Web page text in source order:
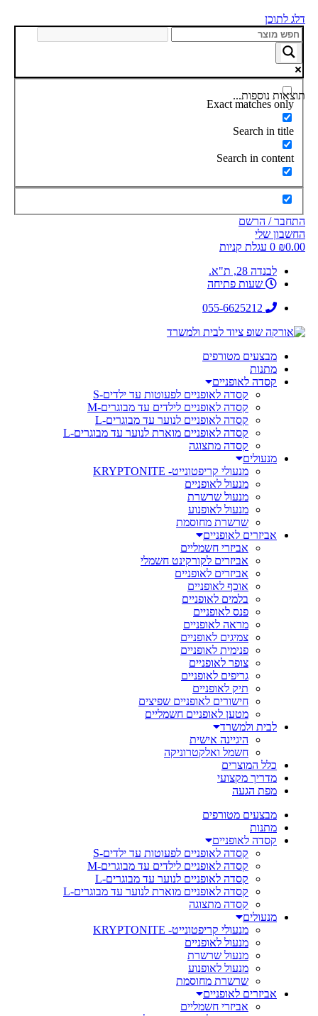
דלג לתוכן
תוצאות נוספות...
Exact matches only
Search in title
Search in content
התחבר / הרשם
החשבון שלי
₪0.00
0 עגלת קניות
לבנדה 28, ת"א.
שעות פתיחה
055-6625212
מבצעים מטורפים
מתנות
קסדה לאופניים
קסדה לאופניים לפעוטות עד ילדים-S
קסדה לאופניים לילדים עד מבוגרים-M
קסדה לאופניים לנוער עד מבוגרים-L
קסדה לאופניים מוארת לנוער עד מבוגרים-L
קסדה מתצוגה
מנעולים
מנעולי קריפטונייט- KRYPTONITE
מנעול לאופניים
מנעול שרשרת
מנעול לאופנוע
שרשרת מחוסמת
אביזרים לאופניים
אביזרי חשמליים
אביזרים לקורקינט חשמלי
אביזרים לאופניים
אוכף לאופניים
בלמים לאופניים
פנס לאופניים
מראה לאופניים
צמיגים לאופניים
פנימית לאופניים
צופר לאופניים
גריפים לאופניים
תיק לאופניים
חישורים לאופניים שפיצים
מטען לאופניים חשמליים
לבית ולמשרד
היגיינה אישית
חשמל ואלקטרוניקה
כלל המוצרים
מדריך מקצועי
מפת הגעה
מבצעים מטורפים
מתנות
קסדה לאופניים
קסדה לאופניים לפעוטות עד ילדים-S
קסדה לאופניים לילדים עד מבוגרים-M
קסדה לאופניים לנוער עד מבוגרים-L
קסדה לאופניים מוארת לנוער עד מבוגרים-L
קסדה מתצוגה
מנעולים
מנעולי קריפטונייט- KRYPTONITE
מנעול לאופניים
מנעול שרשרת
מנעול לאופנוע
שרשרת מחוסמת
אביזרים לאופניים
אביזרי חשמליים